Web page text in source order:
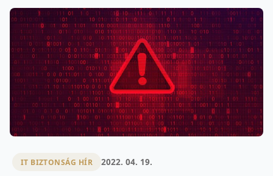
IT BIZTONSÁG HÍR 2022. 04. 19.